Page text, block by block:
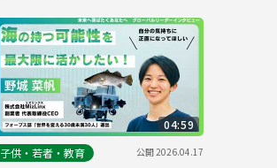
04:59
子供・若者・教育
公開2026.04.17